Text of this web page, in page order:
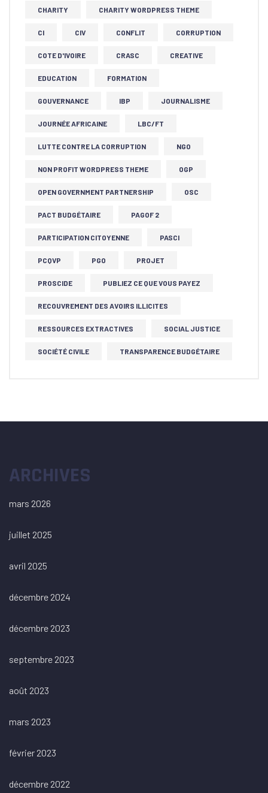
CHARITY CHARITY WORDPRESS THEME
CI CIV CONFLIT CORRUPTION
COTE D'IVOIRE CRASC CREATIVE
EDUCATION FORMATION
GOUVERNANCE IBP JOURNALISME
JOURNÉE AFRICAINE LBC/FT
LUTTE CONTRE LA CORRUPTION NGO
NON PROFIT WORDPRESS THEME OGP
OPEN GOVERNMENT PARTNERSHIP OSC
PACT BUDGÉTAIRE PAGOF 2
PARTICIPATION CITOYENNE PASCI
PCQVP PGO PROJET
PROSCIDE PUBLIEZ CE QUE VOUS PAYEZ
RECOUVREMENT DES AVOIRS ILLICITES
RESSOURCES EXTRACTIVES SOCIAL JUSTICE
SOCIÉTÉ CIVILE TRANSPARENCE BUDGÉTAIRE
ARCHIVES
mars 2026
juillet 2025
avril 2025
décembre 2024
décembre 2023
septembre 2023
août 2023
mars 2023
février 2023
décembre 2022